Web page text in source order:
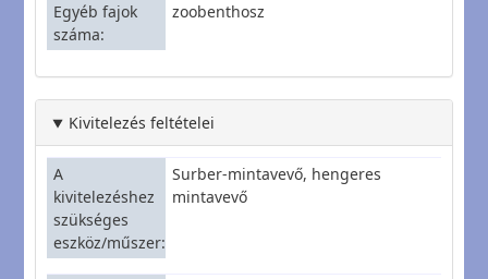
Egyéb fajok
száma
zoobenthosz
Kivitelezés feltételei
A
kivitelezéshez
szükséges
eszköz/műszer
Surber-mintavevő, hengeres
mintavevő